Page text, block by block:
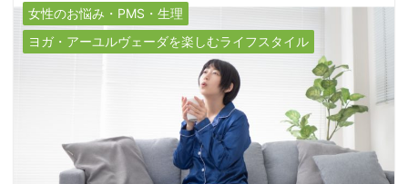
り、いくつかの症状を経験するようになりました。
今回は私の経験談も含めて女性の更年期について紹
女性のお悩み・PMS・生理
ヨガ・アーユルヴェーダを楽しむライフスタイル